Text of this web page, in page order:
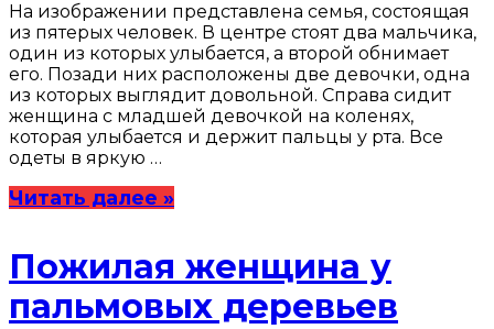
На изображении представлена семья, состоящая
из пятерых человек. В центре стоят два мальчика,
один из которых улыбается, а второй обнимает
его. Позади них расположены две девочки, одна
из которых выглядит довольной. Справа сидит
женщина с младшей девочкой на коленях,
которая улыбается и держит пальцы у рта. Все
одеты в яркую …
Читать далее »
Пожилая женщина у
пальмовых деревьев